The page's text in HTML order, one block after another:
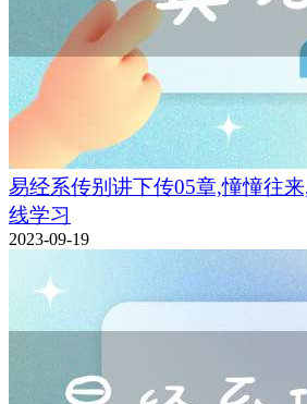
易经系传别讲下传05章,憧憧往
线学习
2023-09-19